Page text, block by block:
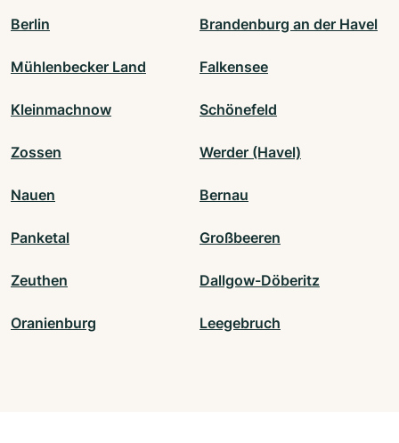
Berlin Brandenburg an der Havel
Mühlenbecker Land Falkensee
Kleinmachnow Schönefeld
Zossen Werder (Havel)
Nauen Bernau
Panketal Großbeeren
Zeuthen Dallgow-Döberitz
Oranienburg Leegebruch